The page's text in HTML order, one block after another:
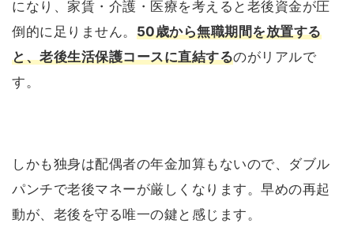
になり、家賃・介護・医療を考えると老後資金が圧
倒的に足りません。 50歳から無職期間を放置する
と、老後生活保護コースに直結するのがリアルで
す。
しかも独身は配偶者の年金加算もないので、ダブル
パンチで老後マネーが厳しくなります。早めの再起
動が、老後を守る唯一の鍵と感じます。